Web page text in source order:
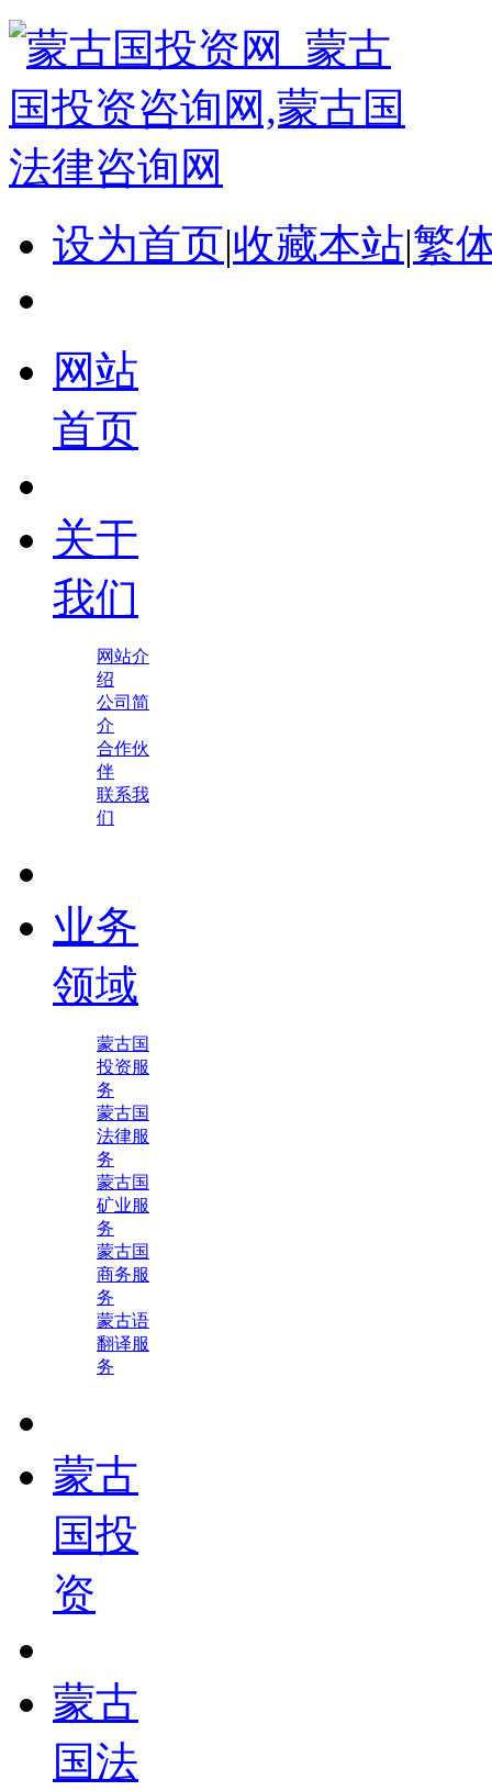
设为首页|收藏本站|繁
网站
首页
关于
我们
网站介
绍
公司简
介
合作伙
伴
联系我
们
业务
领域
蒙古国
投资服
务
蒙古国
法律服
务
蒙古国
矿业服
务
蒙古国
商务服
务
蒙古语
翻译服
务
蒙古
国投
资
蒙古
国法